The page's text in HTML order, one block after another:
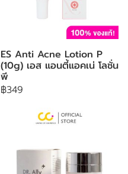
ES Anti Acne Lotion P
(10g) เอส แอนตี้แอคเน่ โลชั่น
พี
฿349